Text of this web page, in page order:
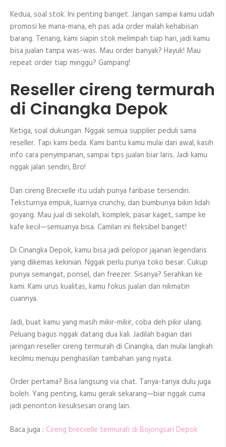
Kedua, soal stok. Ini penting banget. Jangan sampai kamu udah
promosi ke mana-mana, eh pas ada order malah kehabisan
barang. Tenang, kami siapin stok melimpah tiap hari, jadi kamu
bisa jualan tanpa was-was. Mau order banyak? Hayuk! Mau
repeat order tiap minggu? Gampang!
Reseller cireng termurah
di Cinangka Depok
Ketiga, soal dukungan. Nggak semua supplier peduli sama
reseller. Tapi kami beda. Kami bantu kamu mulai dari awal, kasih
info cara penyimpanan, sampai tips jualan biar laris. Jadi kamu
nggak jalan sendiri, Bro!
Dan cireng Brecxelle itu udah punya fanbase tersendiri.
Teksturnya empuk, luarnya crunchy, dan bumbunya bikin lidah
goyang. Mau jual di sekolah, komplek, pasar kaget, sampe ke
kafe kecil—semuanya bisa. Camilan ini fleksibel banget!
Di Cinangka Depok, kamu bisa jadi pelopor jajanan legendaris
yang dikemas kekinian. Nggak perlu punya toko besar. Cukup
punya semangat, ponsel, dan freezer. Sisanya? Serahkan ke
kami. Kami urus kualitas, kamu fokus jualan dan nikmatin
cuannya.
Jadi, buat kamu yang masih mikir-mikir, coba deh pikir ulang.
Peluang bagus nggak datang dua kali. Jadilah bagian dari
jaringan reseller cireng termurah di Cinangka, dan mulai langkah
kecilmu menuju penghasilan tambahan yang nyata.
Order pertama? Bisa langsung via chat. Tanya-tanya dulu juga
boleh. Yang penting, kamu gerak sekarang—biar nggak cuma
jadi penonton kesuksesan orang lain.
Baca juga : Cireng brecxelle termurah di Bojongsari Depok